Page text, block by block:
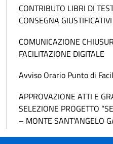
CONTRIBUTO LIBRI DI
CONSEGNA
COMUNICAZIONE
FACILITAZIONE DIGITALE
Avviso Orario Punto di
APPROVAZIONE ATTI E
SELEZIONE PROGETTO
– MONTE SANT’ANGELO